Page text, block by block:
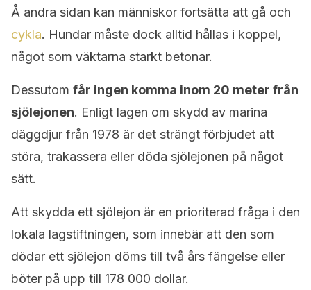
Å andra sidan kan människor fortsätta att gå och
cykla. Hundar måste dock alltid hållas i koppel,
något som väktarna starkt betonar.
Dessutom får ingen komma inom 20 meter från
sjölejonen. Enligt lagen om skydd av marina
däggdjur från 1978 är det strängt förbjudet att
störa, trakassera eller döda sjölejonen på något
sätt.
Att skydda ett sjölejon är en prioriterad fråga i den
lokala lagstiftningen, som innebär att den som
dödar ett sjölejon döms till två års fängelse eller
böter på upp till 178 000 dollar.